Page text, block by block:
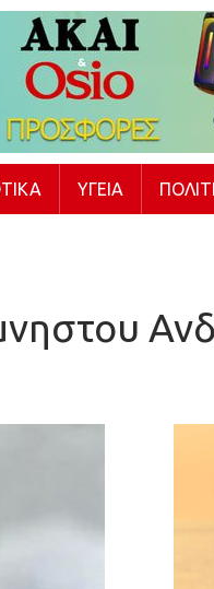
ΥΓΕΊΑ